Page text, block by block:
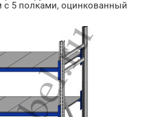
с 5 полками, оцинкованный